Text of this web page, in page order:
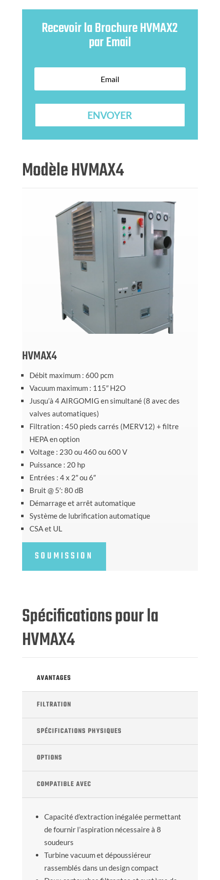
Recevoir la Brochure HVMAX2
par Email
ENVOYER
Modèle HVMAX4
HVMAX4
Débit maximum : 600 pcm
Vacuum maximum : 115″ H2O
Jusqu’à 4 AIRGOMIG en simultané (8 avec des
valves automatiques)
Filtration : 450 pieds carrés (MERV12) + filtre
HEPA en option
Voltage : 230 ou 460 ou 600 V
Puissance : 20 hp
Entrées : 4 x 2″ ou 6″
Bruit @ 5′: 80 dB
Démarrage et arrêt automatique
Système de lubrification automatique
CSA et UL
SOUMISSION
Spécifications pour la
HVMAX4
AVANTAGES
FILTRATION
SPÉCIFICATIONS PHYSIQUES
OPTIONS
COMPATIBLE AVEC
Capacité d’extraction inégalée permettant
de fournir l’aspiration nécessaire à 8
soudeurs
Turbine vacuum et dépoussiéreur
rassemblés dans un design compact